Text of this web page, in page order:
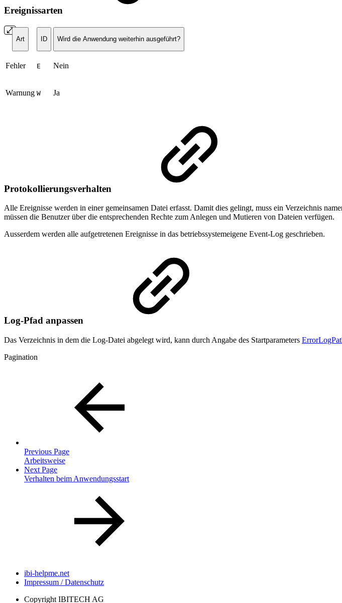
Ereignissarten
Art ID Wird die Anwendung weiterhin ausgeführt?
Fehler E Nein
Warnung W Ja
Protokollierungsverhalten
Alle Ereignisse werden in einer gemeinsamen Datei erfasst. Damit dies gelingt, muss ein Verzeichnis
müssen die Benutzer über die entsprechenden Rechte zum Anlegen und Mutieren von Dateien verfügen.
Ausserdem werden alle aufgetretenen Ereignisse in das betriebssystemeigene Event-Log geschrieben.
Log-Pfad anpassen
Das Verzeichnis in dem die Log-Datei abgelegt wird, kann durch Angabe des Startparameters
Pagination
Previous Page
Arbeitsweise
Next Page
Verhalten beim Anwendungsstart
ibi-helpme.net
Impressum / Datenschutz
Copyright IBITECH AG